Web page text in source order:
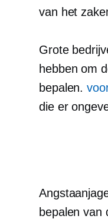
van het
Grote
hebben om
bepalen.
die er
bepalen van